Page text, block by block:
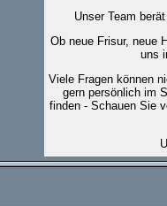
Unser Team
Ob neue Frisur, neue
uns
Viele Fragen können
gern persönlich im
finden - Schauen Sie